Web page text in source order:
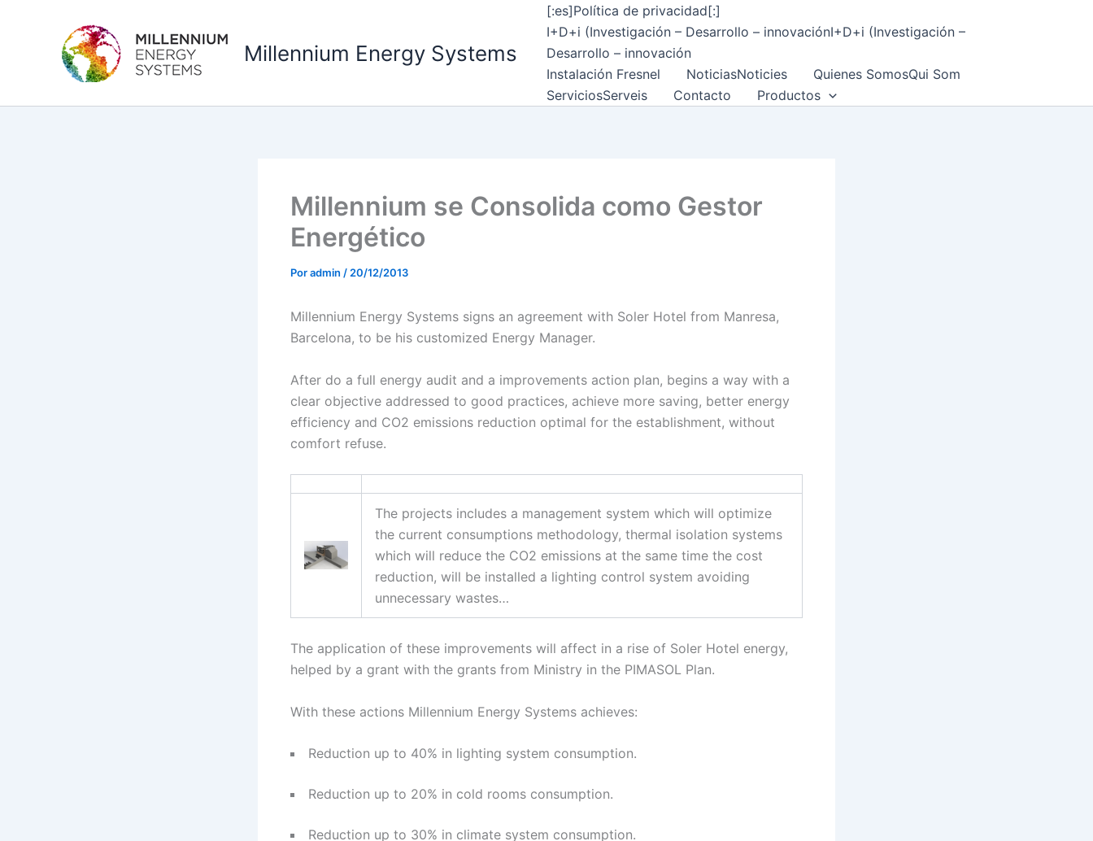
Millennium Energy Systems
[:es]Política de privacidad[:]
I+D+i (Investigación – Desarrollo – innovaciónI+D+i (Investigación –
Desarrollo – innovación
Instalación Fresnel
NoticiasNoticies Quienes SomosQui Som
ServiciosServeis Contacto Productos
Millennium se Consolida como Gestor
Energético
Poradmin / 20/12/2013
Millennium Energy Systems signs an agreement with Soler Hotel from Manresa,
Barcelona, to be his customized Energy Manager.
After do a full energy audit and a improvements action plan, begins a way with a
clear objective addressed to good practices, achieve more saving, better energy
efficiency and CO2 emissions reduction optimal for the establishment, without
comfort refuse.
The projects includes a management system which will optimize
the current consumptions methodology, thermal isolation systems
which will reduce the CO2 emissions at the same time the cost
reduction, will be installed a lighting control system avoiding
unnecessary wastes…
The application of these improvements will affect in a rise of Soler Hotel energy,
helped by a grant with the grants from Ministry in the PIMASOL Plan.
With these actions Millennium Energy Systems achieves:
Reduction up to 40% in lighting system consumption.
Reduction up to 20% in cold rooms consumption.
Reduction up to 30% in climate system consumption.